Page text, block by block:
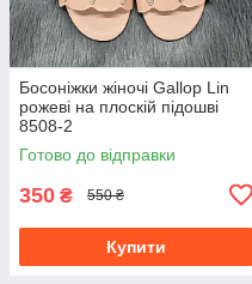
Босоніжки жіночі Gallop Lin
рожеві на плоскій підошві
8508-2
Готово до відправки
350 ₴ 550 ₴
Купити